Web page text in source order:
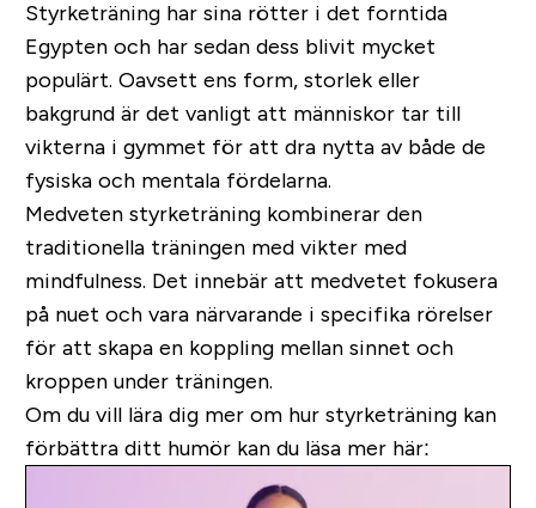
Styrketräning har sina rötter i det forntida
Egypten och har sedan dess blivit mycket
populärt. Oavsett ens form, storlek eller
bakgrund är det vanligt att människor tar till
vikterna i gymmet för att dra nytta av både de
fysiska och mentala fördelarna.
Medveten styrketräning kombinerar den
traditionella träningen med vikter med
mindfulness. Det innebär att medvetet fokusera
på nuet och vara närvarande i specifika rörelser
för att skapa en koppling mellan sinnet och
kroppen under träningen.
Om du vill lära dig mer om hur styrketräning kan
förbättra ditt humör kan du läsa mer här: